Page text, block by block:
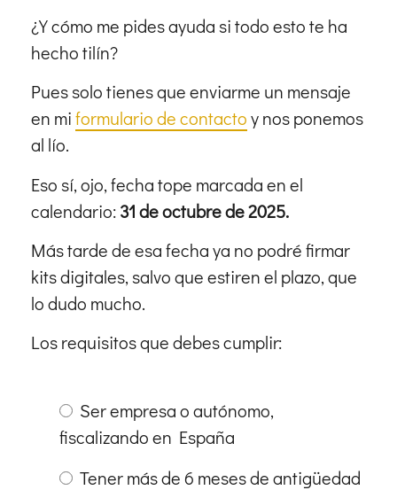
¿Y cómo me pides ayuda si todo esto te ha
hecho tilín?
Pues solo tienes que enviarme un mensaje
en miformulario de contactoy nos ponemos
al lío.
Eso sí, ojo, fecha tope marcada en el
calendario:31 de octubre de 2025.
Más tarde de esa fecha ya no podré firmar
kits digitales, salvo que estiren el plazo, que
lo dudo mucho.
Los requisitos que debes cumplir:
Ser empresa o autónomo,
fiscalizando en España
Tener más de 6 meses de antigüedad